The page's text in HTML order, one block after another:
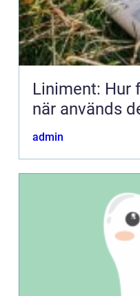
Liniment: Hur
när används
admin